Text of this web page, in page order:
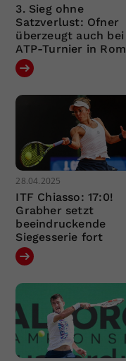
3. Sieg ohne
Satzverlust: Ofner
überzeugt auch bei
ATP-Turnier in Rom
28.04.2025
ITF Chiasso: 17:0!
Grabher setzt
beeindruckende
Siegesserie fort